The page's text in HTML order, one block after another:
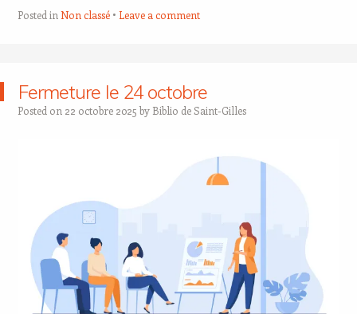
Posted in Non classé Leave a comment
Fermeture le 24 octobre
Posted on 22 octobre 2025 by Biblio de Saint-Gilles